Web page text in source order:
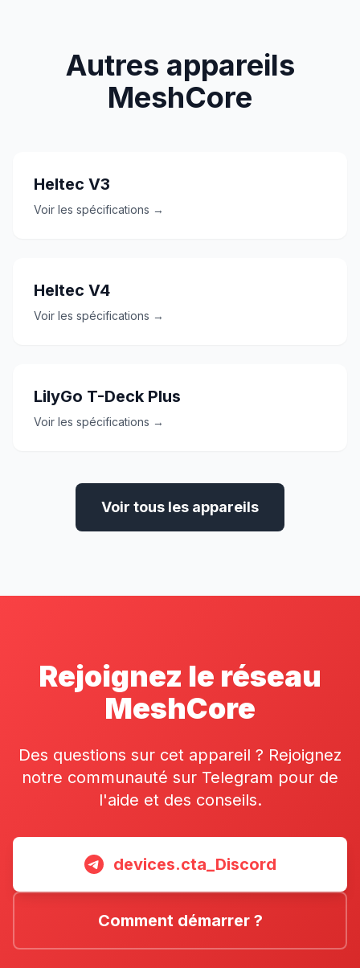
Autres appareils
MeshCore
Heltec V3
Voir les spécifications →
Heltec V4
Voir les spécifications →
LilyGo T-Deck Plus
Voir les spécifications →
Voir tous les appareils
Rejoignez le réseau
MeshCore
Des questions sur cet appareil ? Rejoignez
notre communauté sur Telegram pour de
l'aide et des conseils.
devices.cta_Discord
Comment démarrer ?